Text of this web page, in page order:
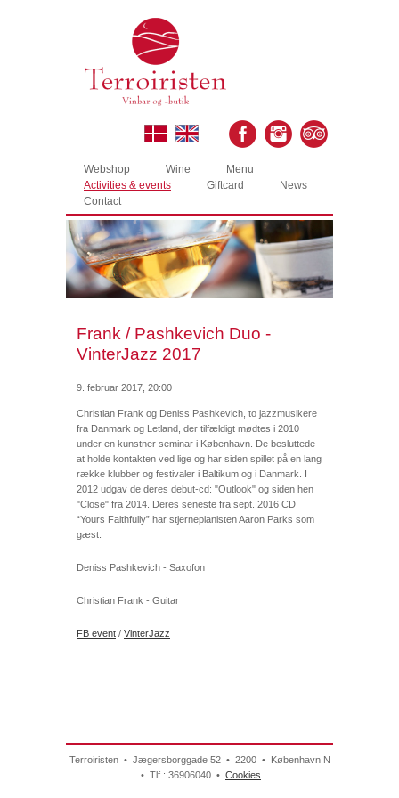
Webshop Wine
Menu
Activities & events
Giftcard
News
Contact
Frank / Pashkevich Duo -
VinterJazz 2017
9. februar 2017, 20:00
Christian Frank og Deniss Pashkevich, to jazzmusikere
fra Danmark og Letland, der tilfældigt mødtes i 2010
under en kunstner seminar i København. De besluttede
at holde kontakten ved lige og har siden spillet på en lang
række klubber og festivaler i Baltikum og i Danmark. I
2012 udgav de deres debut-cd: "Outlook" og siden hen
"Close" fra 2014. Deres seneste fra sept. 2016 CD
“Yours Faithfully” har stjernepianisten Aaron Parks som
gæst.
Deniss Pashkevich - Saxofon
Christian Frank - Guitar
FB event / VinterJazz
Terroiristen • Jægersborggade 52 • 2200 • København N
• Tlf.: 36906040 • Cookies